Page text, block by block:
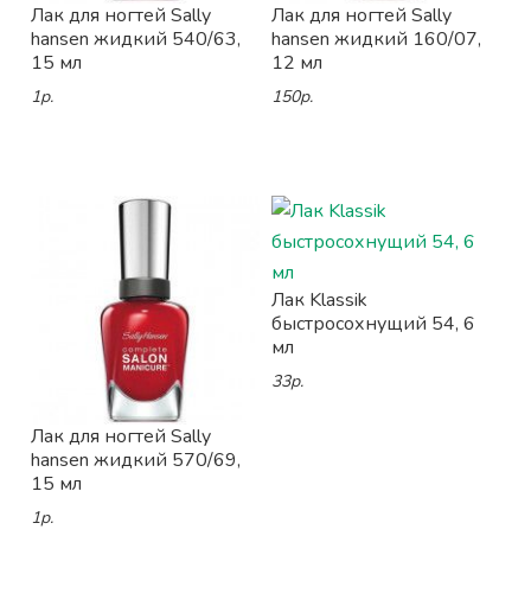
Лак для ногтей Sally
hansen жидкий 540/63,
15 мл
1р.
Лак для ногтей Sally
hansen жидкий 160/07,
12 мл
150р.
Лак для ногтей Sally
hansen жидкий 570/69,
15 мл
1р.
Лак Klassik
быстросохнущий 54, 6
мл
33р.